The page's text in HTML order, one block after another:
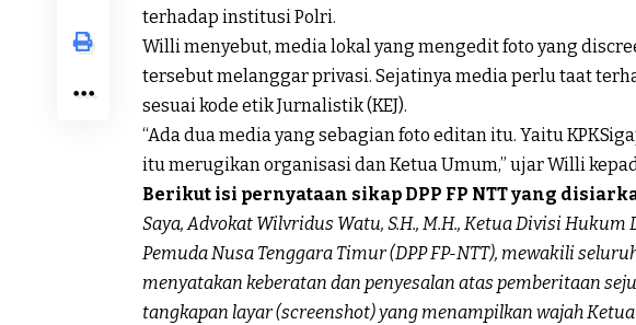
terhadap institusi Polri.
Willi menyebut, media lokal yang mengedit foto yang
tersebut melanggar privasi. Sejatinya media perlu taat
sesuai kode etik Jurnalistik (KEJ).
“Ada dua media yang sebagian foto editan itu. Yaitu
itu merugikan organisasi dan Ketua Umum,” ujar Willi
Berikut isi pernyataan sikap DPP FP NTT yang
Saya, Advokat Wilvridus Watu, S.H., M.H., Ketua Divisi
Pemuda Nusa Tenggara Timur (DPP FP-NTT), mewakili
menyatakan keberatan dan penyesalan atas pemberitaan
tangkapan layar (screenshot) yang menampilkan wajah